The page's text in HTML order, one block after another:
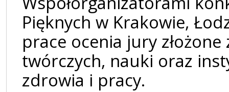
Pięknych w Krakowie,
prace ocenia jury
twórczych, nauki oraz
zdrowia i pracy.